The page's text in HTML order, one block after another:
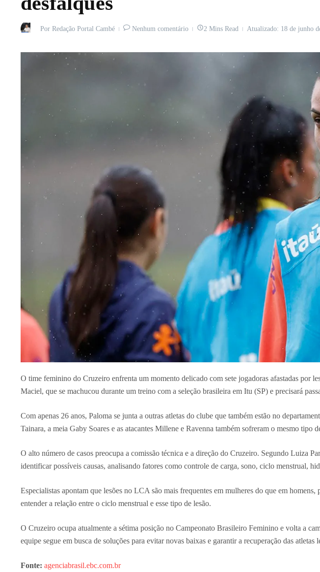
Por Redação Portal Cambé Nenhum comentário 2 Mins Read Atualizado: 18 de junho
O time feminino do Cruzeiro enfrenta um momento delicado com sete jogadoras afastadas por
Maciel, que se machucou durante um treino com a seleção brasileira em Itu (SP) e precisará
Com apenas 26 anos, Paloma se junta a outras atletas do clube que também estão no
Tainara, a meia Gaby Soares e as atacantes Millene e Ravenna também sofreram o mesmo
O alto número de casos preocupa a comissão técnica e a direção do Cruzeiro. Segundo Luiza
identificar possíveis causas, analisando fatores como controle de carga, sono, ciclo menstrual,
Especialistas apontam que lesões no LCA são mais frequentes em mulheres do que em
entender a relação entre o ciclo menstrual e esse tipo de lesão.
O Cruzeiro ocupa atualmente a sétima posição no Campeonato Brasileiro Feminino e volta a
equipe segue em busca de soluções para evitar novas baixas e garantir a recuperação das atletas
Fonte: agenciabrasil.ebc.com.br